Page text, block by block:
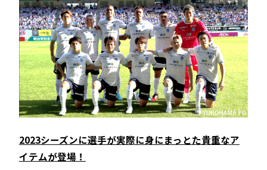
2023シーズンに選手が実際に身にまっとた貴重なア
イテムが登場！